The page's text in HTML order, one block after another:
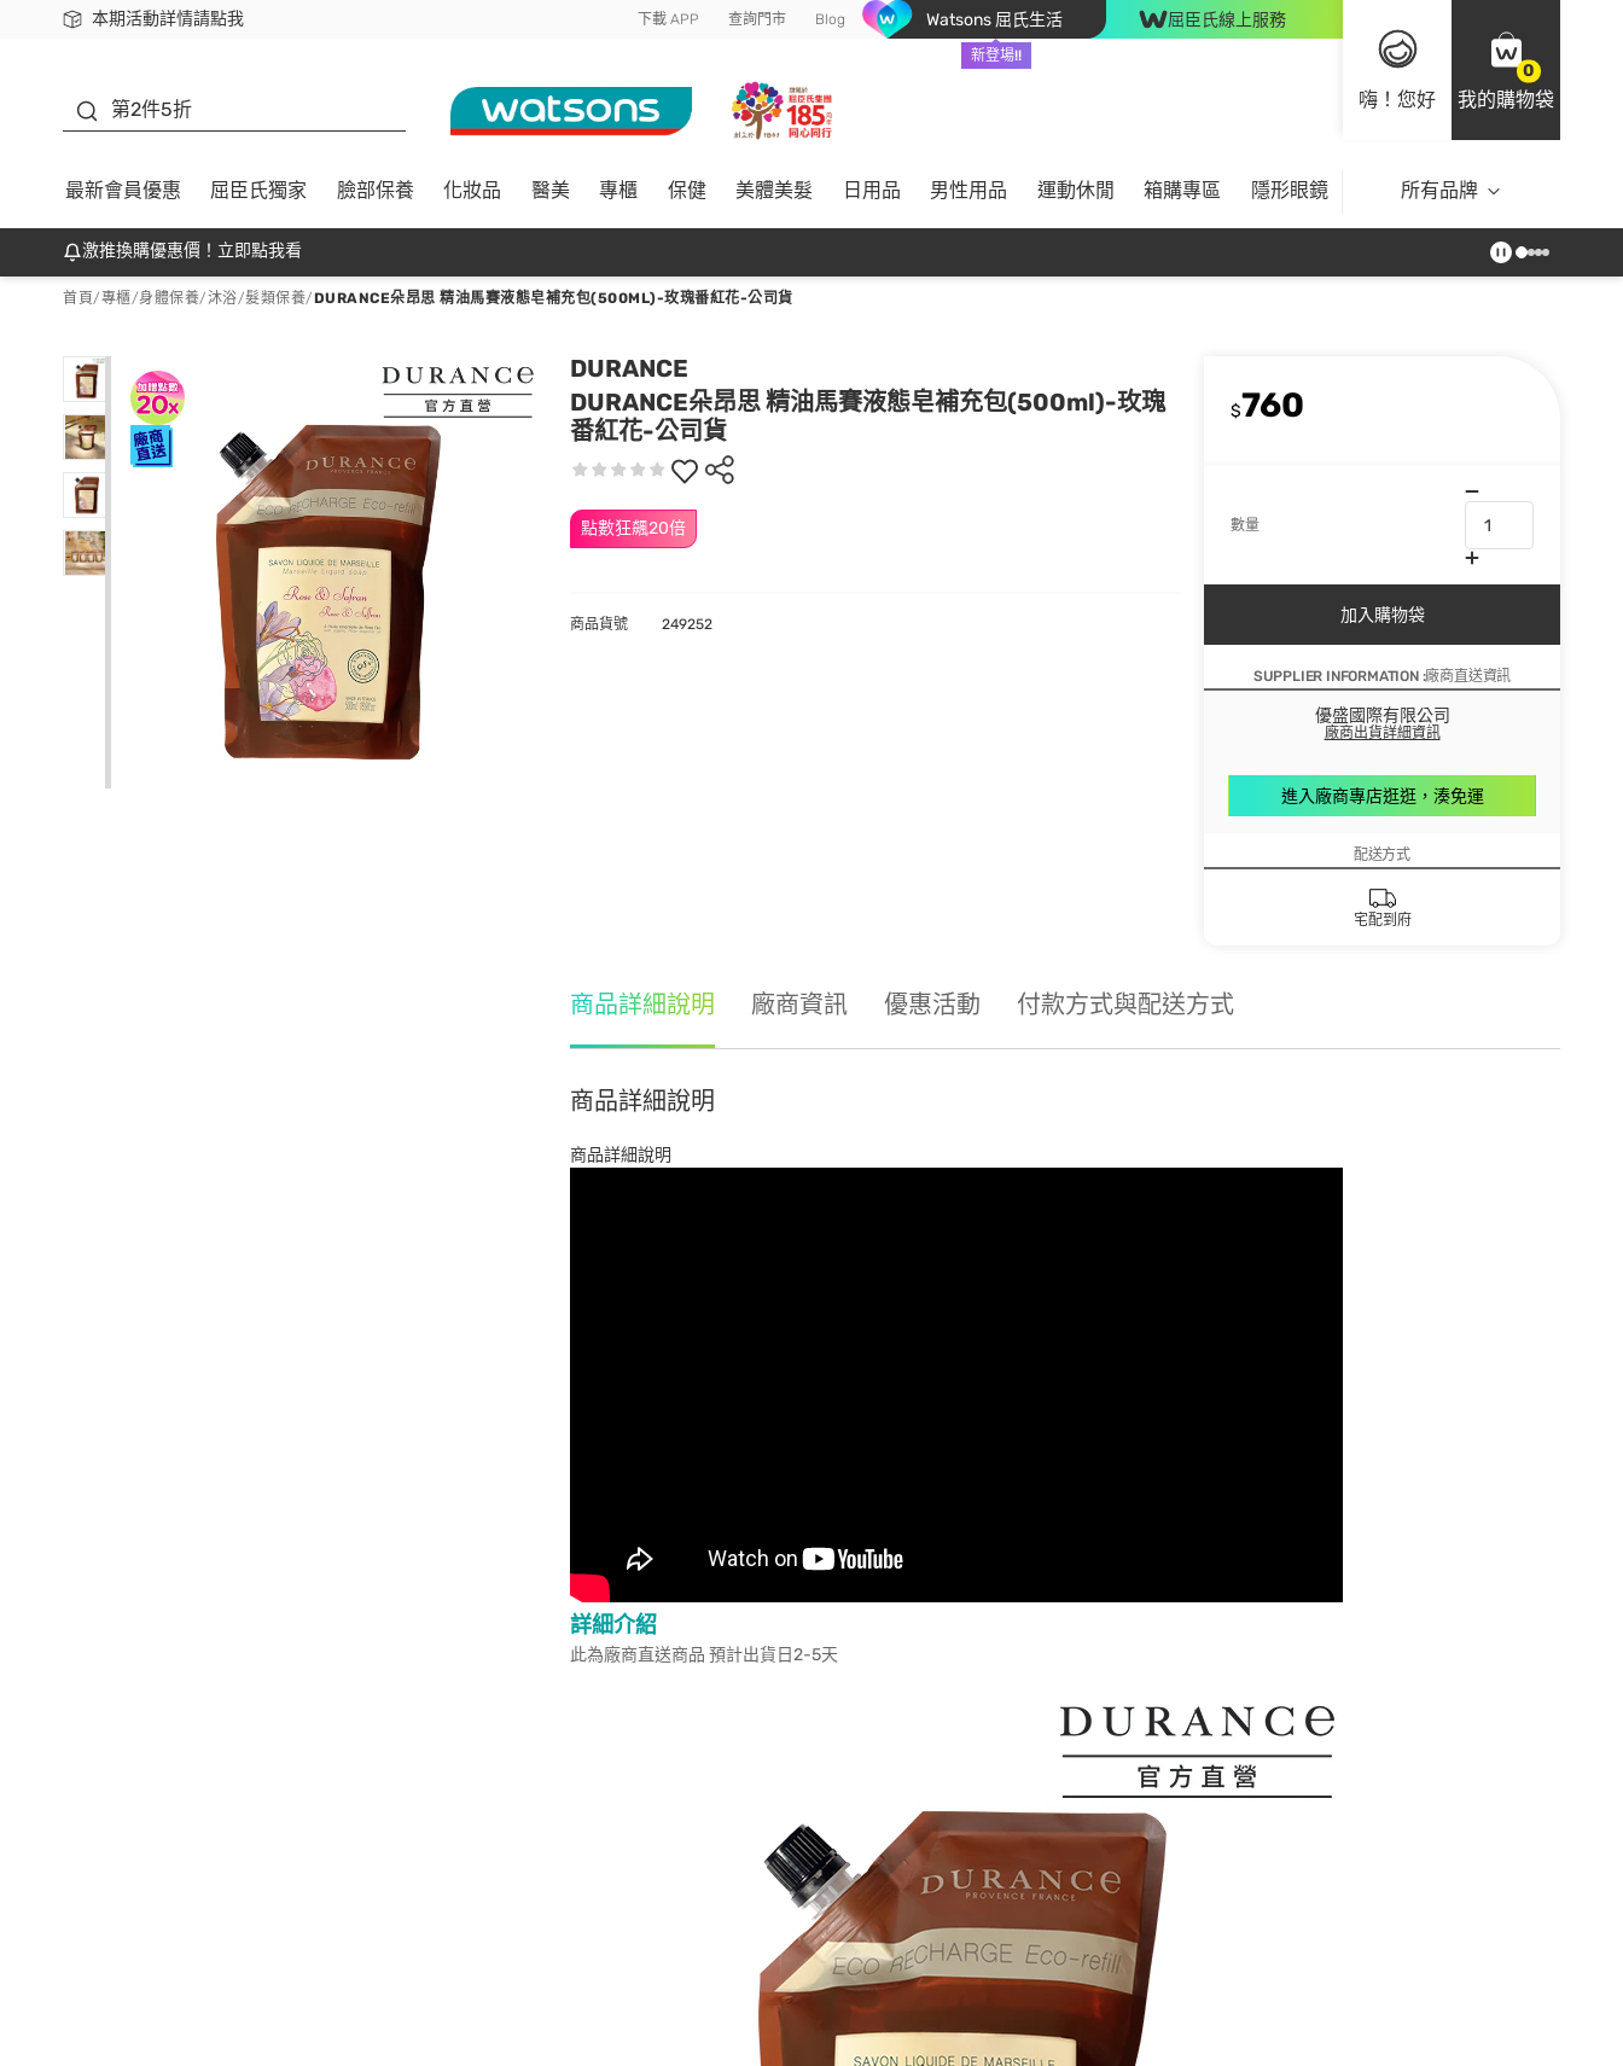
本期活動詳情請點我
下載app最高回饋$350 下載 APP 查詢門市 Blog Watsons 屈氏生活
新登場!!
屈臣氏線上服務
嗨！您好
0
我的購物袋
第2件5折
最新會員優惠 屈臣氏獨家 臉部保養 化妝品 醫美 專櫃 保健 美體美髮 日用品 男性用品 運動休閒 箱購專區 隱形眼鏡 所有品牌
激推換購優惠價！立即點我看
首頁/專櫃/身體保養/沐浴/髮類保養/DURANCE朵昂思 精油馬賽液態皂補充包(500ML)-玫瑰番紅花-公司貨
DURANCE
DURANCE朵昂思 精油馬賽液態皂補充包(500ml)-玫瑰
番紅花-公司貨
點數狂飆20倍
$760
數量
加入購物袋
SUPPLIER INFORMATION :廠商直送資訊
優盛國際有限公司
廠商出貨詳細資訊
進入廠商專店逛逛，湊免運
配送方式
宅配到府
商品貨號 249252
商品詳細說明 廠商資訊 優惠活動 付款方式與配送方式
商品詳細說明
商品詳細說明
詳細介紹
此為廠商直送商品 預計出貨日2-5天